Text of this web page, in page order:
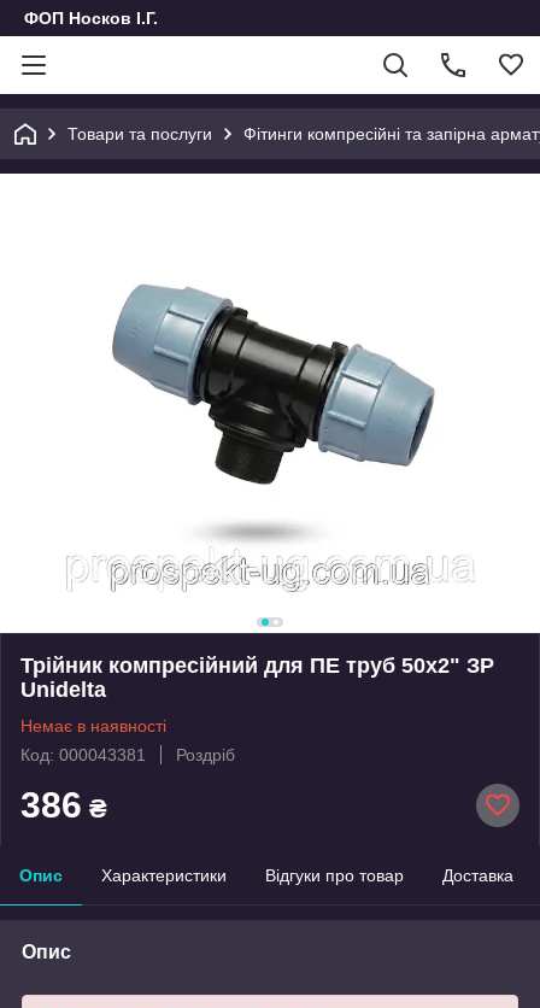
ФОП Носков І.Г.
Товари та послуги Фітинги компресійні та запірна
Трійник компресійний для ПЕ труб 50х2" ЗР
Unidelta
Немає в наявності
Код: 000043381
Роздріб
386 ₴
Опис Характеристики Відгуки про товар Доставка
Опис